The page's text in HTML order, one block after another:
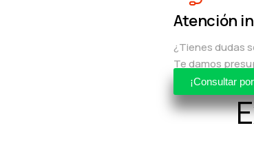
Atención
¿Tienes dudas
Te damos
¡Consultar